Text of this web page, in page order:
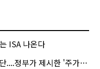
ISA 나온다
제시한 '주가 누르기' 방지법